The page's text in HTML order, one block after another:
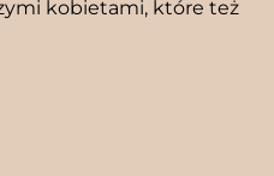
kobietami, które też